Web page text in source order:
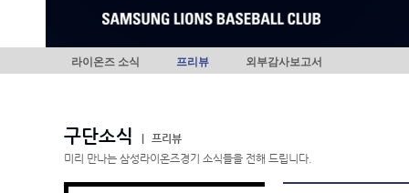
라이온즈 소식 프리뷰 외부감사보고서
구단소식
프리뷰
미리 만나는 삼성라이온즈경기 소식들을 전해 드립니다.